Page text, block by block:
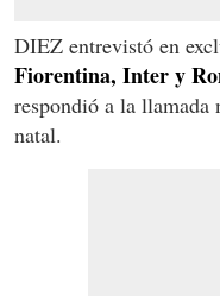
DIEZ entrevistó en
Fiorentina, Inter y
respondió a la llamada
natal.